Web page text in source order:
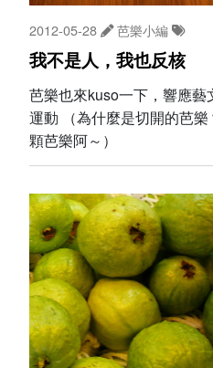
2012-05-28 芭樂小編
我不是人，我也反核
芭樂也來kuso一下，響應藝
運動 （為什麼是切開的芭
顆芭樂阿～）